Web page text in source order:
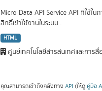
Micro Data API Service API ที่ใช้ใ
สิทธิ์เข้าใช้งานในระบบ...
HTML
ศูนย์เทคโนโลยีสารสนเทศและการ
คุณสามารถเข้าถึงคลังทาง API (ให้ดู คู่มือ